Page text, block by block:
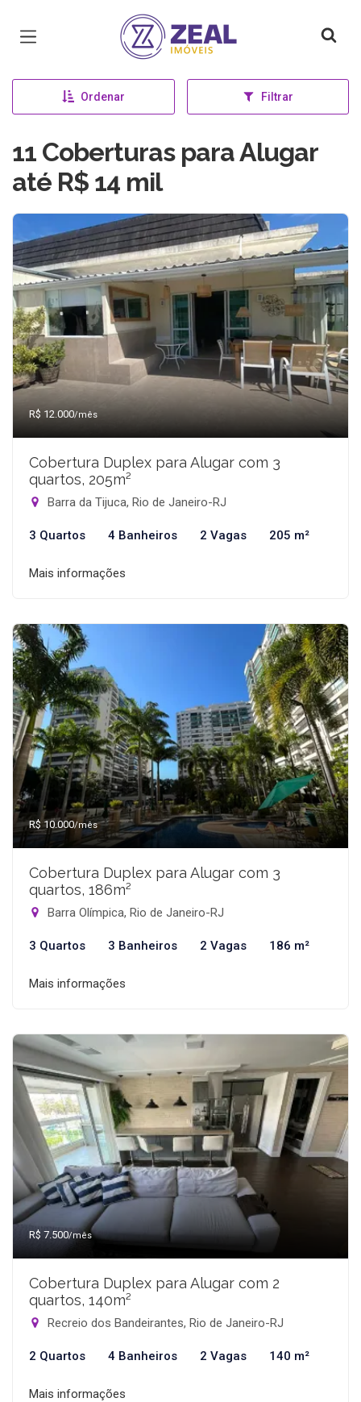
Página inicial
Ordenar Filtrar
11 Coberturas para Alugar
até R$ 14 mil
R$ 12.000/mês
Cobertura Duplex para Alugar com 3
quartos, 205m²
Barra da Tijuca, Rio de Janeiro-RJ
3 Quartos 4 Banheiros 2 Vagas 205 m²
Mais informações
R$ 10.000/mês
Cobertura Duplex para Alugar com 3
quartos, 186m²
Barra Olímpica, Rio de Janeiro-RJ
3 Quartos 3 Banheiros 2 Vagas 186 m²
Mais informações
R$ 7.500/mês
Cobertura Duplex para Alugar com 2
quartos, 140m²
Recreio dos Bandeirantes, Rio de Janeiro-RJ
2 Quartos 4 Banheiros 2 Vagas 140 m²
Mais informações